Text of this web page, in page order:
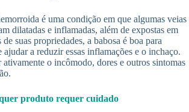
é uma condição em que algumas veias
dilatadas e inflamadas, além de expostas em
suas propriedades, a babosa é boa para
a reduzir essas inflamações e o inchaço.
ativamente o incômodo, dores e outros sintomas
produto requer cuidado